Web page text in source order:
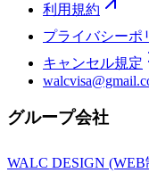
利用規約
プライバシーポ
キャンセル規定
グループ会社
WALC DESIGN